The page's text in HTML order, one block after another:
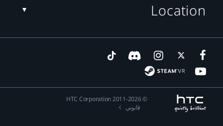
Location
© 2011-2026 HTC Corporation
قانوني